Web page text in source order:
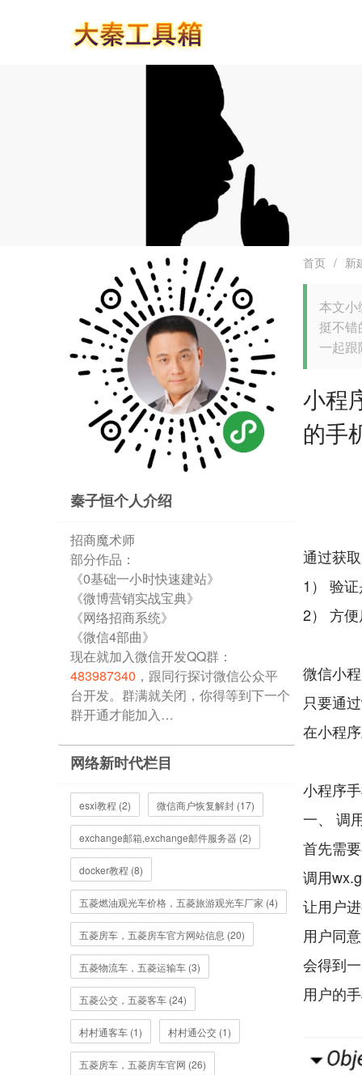
秦子恒个人介绍
招商魔术师
部分作品：
《0基础一小时快速建站》
《微博营销实战宝典》
《网络招商系统》
《微信4部曲》
现在就加入微信开发QQ群：
483987340 ，跟同行探讨微信公众平
台开发。群满就关闭，你得等到下一个
群开通才能加入…
网络新时代栏目
esxi教程 (2) 微信商户恢复解封 (17)
exchange邮箱,exchange邮件服务器 (2)
docker教程 (8)
五菱燃油观光车价格，五菱旅游观光车厂家 (4)
五菱房车，五菱房车官方网站信息 (20)
五菱物流车，五菱运输车 (3)
五菱公交，五菱客车 (24)
村村通客车 (1) 村村通公交 (1)
五菱房车，五菱房车官网 (26)
首页 / 新
本文小
挺不错
一起
小程
的手
通过获
1） 验
2） 方
微信小
只要通
在小程
小程序
一、 调
首先需
调用
让用户
用户同
会得到
用户的